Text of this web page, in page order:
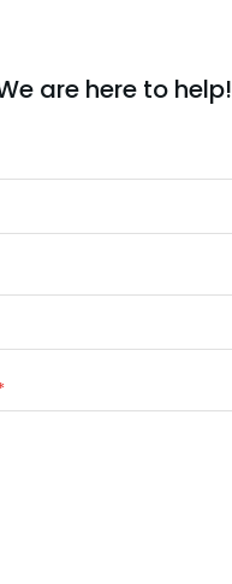
are here to help!